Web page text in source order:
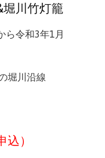
堀川竹灯籠
ら令和3年1月
堀川沿線
込）